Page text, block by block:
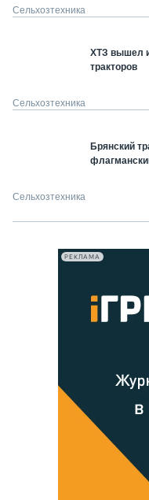
Сельхозтехника
ХТЗ вышел
тракторов
Сельхозтехника
Брянский
Сельхозтехника
РЕКЛАМА